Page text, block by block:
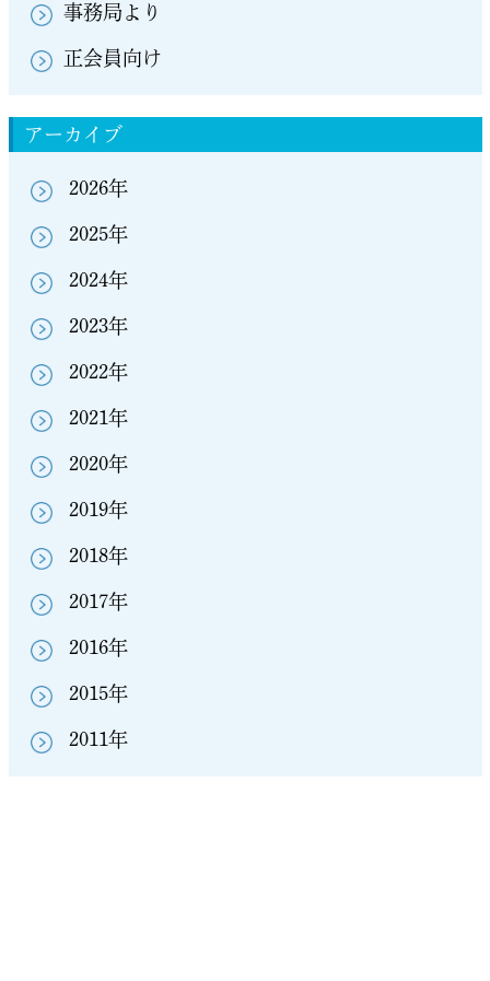
事務局より
正会員向け
アーカイブ
2026年
2025年
2024年
2023年
2022年
2021年
2020年
2019年
2018年
2017年
2016年
2015年
2011年